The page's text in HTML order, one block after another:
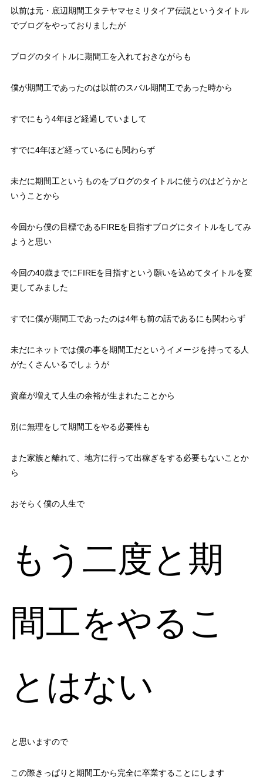
以前は元・底辺期間工タテヤマセミリタイア伝説というタイトル
でブログをやっておりましたが
ブログのタイトルに期間工を入れておきながらも
僕が期間工であったのは以前のスバル期間工であった時から
すでにもう4年ほど経過していまして
すでに4年ほど経っているにも関わらず
未だに期間工というものをブログのタイトルに使うのはどうかと
いうことから
今回から僕の目標であるFIREを目指すブログにタイトルをしてみ
ようと思い
今回の40歳までにFIREを目指すという願いを込めてタイトルを変
更してみました
すでに僕が期間工であったのは4年も前の話であるにも関わらず
未だにネットでは僕の事を期間工だというイメージを持ってる人
がたくさんいるでしょうが
資産が増えて人生の余裕が生まれたことから
別に無理をして期間工をやる必要性も
また家族と離れて、地方に行って出稼ぎをする必要もないことか
ら
おそらく僕の人生で
もう二度と期
間工をやるこ
とはない
と思いますので
この際きっぱりと期間工から完全に卒業することにします